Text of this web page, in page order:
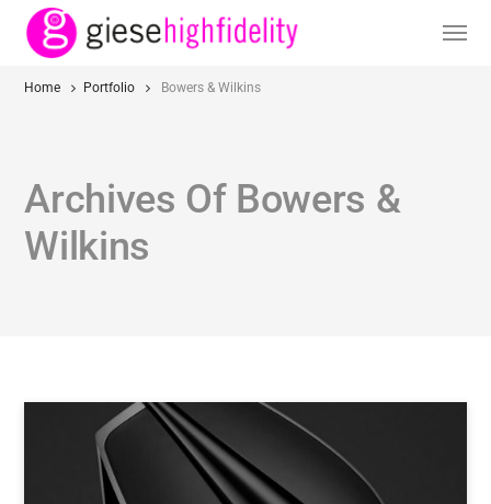
Home Portfolio Bowers & Wilkins
Archives Of Bowers &
Wilkins